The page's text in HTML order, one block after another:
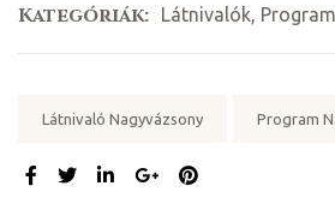
Kategóriák: Látnivalók,
Látnivaló Nagyvázsony Program
MEGOSZTÁS: